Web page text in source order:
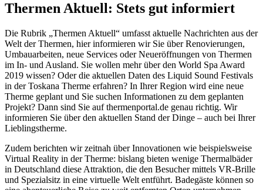
Thermen Aktuell: Stets gut informiert
Die Rubrik „Thermen Aktuell“ umfasst aktuelle Nachrichten aus der
Welt der Thermen, hier informieren wir Sie über Renovierungen,
Umbauarbeiten, neue Services oder Neueröffnungen von Thermen
im In- und Ausland. Sie wollen mehr über den World Spa Award
2019 wissen? Oder die aktuellen Daten des Liquid Sound Festivals
in der Toskana Therme erfahren? In Ihrer Region wird eine neue
Therme geplant und Sie suchen Informationen zu dem geplanten
Projekt? Dann sind Sie auf thermenportal.de genau richtig. Wir
informieren Sie über den aktuellen Stand der Dinge – auch bei Ihrer
Lieblingstherme.
Zudem berichten wir zeitnah über Innovationen wie beispielsweise
Virtual Reality in der Therme: bislang bieten wenige Thermalbäder
in Deutschland diese Attraktion, die den Besucher mittels VR-Brille
und Spezialsitz in eine virtuelle Welt entführt. Badegäste können so